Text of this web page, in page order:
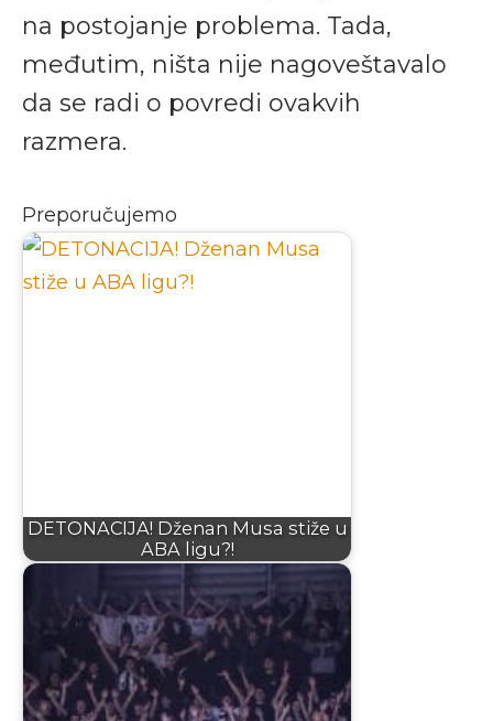
na postojanje problema. Tada,
međutim, ništa nije nagoveštavalo
da se radi o povredi ovakvih
razmera.
Preporučujemo
DETONACIJA! Dženan Musa stiže u
ABA ligu?!